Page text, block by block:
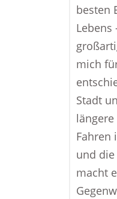
besten
Lebens
mich
Stadt
längere
Fahren
und
macht